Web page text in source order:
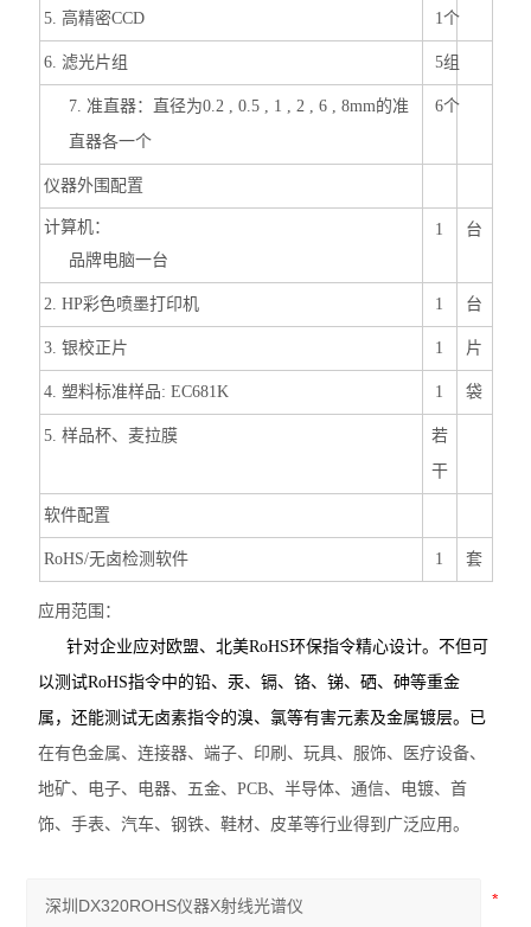
5. 高精密CCD 1个
6. 滤光片组 5组
7. 准直器：直径为0.2 , 0.5 , 1 , 2 , 6 , 8mm的准
直器各一个
6个
仪器外围配置
计算机：
品牌电脑一台
1 台
2. HP彩色喷墨打印机 1 台
3. 银校正片 1 片
4. 塑料标准样品: EC681K 1 袋
5. 样品杯、麦拉膜
若
干
软件配置
RoHS/无卤检测软件 1 套
应用范围：
针对企业应对欧盟、北美RoHS环保指令精心设计。不但可
以测试RoHS指令中的铅、汞、镉、铬、锑、硒、砷等重金
属，还能测试无卤素指令的溴、氯等有害元素及金属镀层。已
在有色金属、连接器、端子、印刷、玩具、服饰、医疗设备、
地矿、电子、电器、五金、PCB、半导体、通信、电镀、首
饰、手表、汽车、钢铁、鞋材、皮革等行业得到广泛应用。